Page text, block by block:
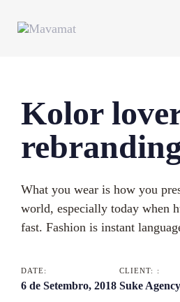
links
contentKolor
What you wear is how you
world, especially today when
fast. Fashion is instant
DATE:
6 de Setembro, 2018
CLIENT: :
Suke Agency